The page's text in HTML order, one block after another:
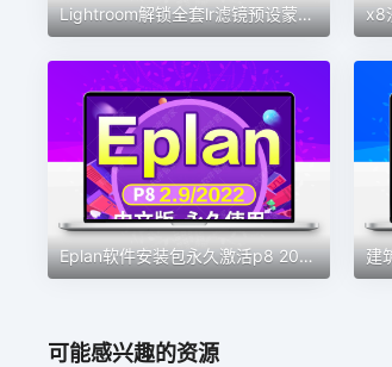
Lightroom解锁全套lr滤镜预设蒙版专业高级版安卓手机2025lr电脑
Eplan软件安装包永久激活p8 2022电气设计绘图软件eplan远程安装 建
可能感兴趣的资源